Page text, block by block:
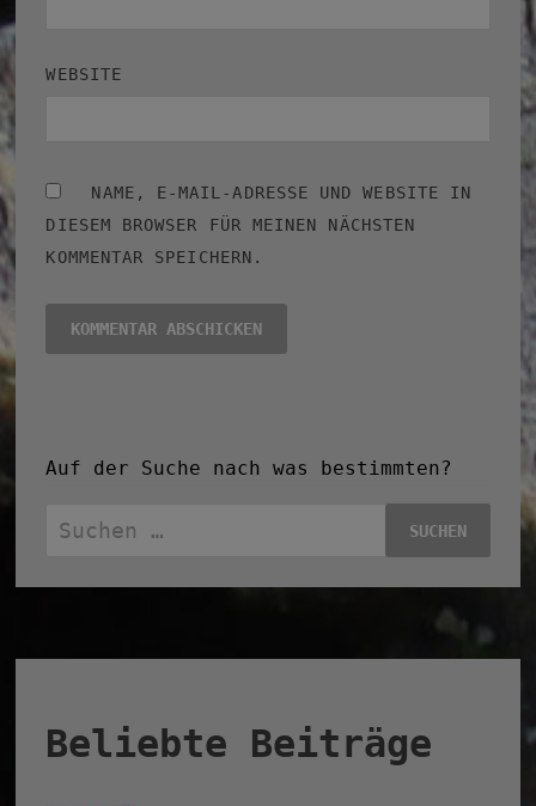
WEBSITE
NAME, E-MAIL-ADRESSE UND WEBSITE IN
DIESEM BROWSER FÜR MEINEN NÄCHSTEN
KOMMENTAR SPEICHERN.
Auf der Suche nach was bestimmten?
Suchen
Beliebte Beiträge